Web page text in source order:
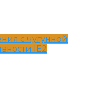
с чугунной
IE2